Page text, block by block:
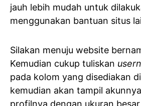
jauh lebih mudah untuk
menggunakan bantuan situs
Silakan menuju website
Kemudian cukup tuliskan
pada kolom yang disediakan
kemudian akan tampil